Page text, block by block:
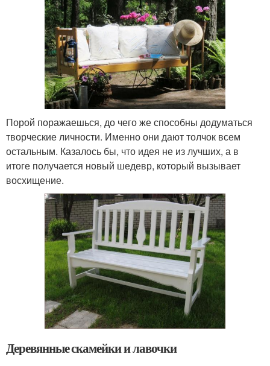
Порой поражаешься, до чего же способны додуматься
творческие личности. Именно они дают толчок всем
остальным. Казалось бы, что идея не из лучших, а в
итоге получается новый шедевр, который вызывает
восхищение.
Деревянные скамейки и лавочки